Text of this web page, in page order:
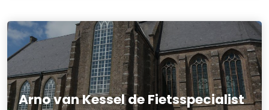
Arno van Kessel de Fietsspecialist